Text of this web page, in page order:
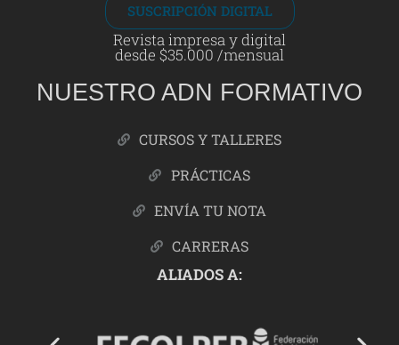
SUSCRIPCIÓN DIGITAL
Revista impresa y digital
desde $35.000 /mensual
NUESTRO ADN FORMATIVO
CURSOS Y TALLERES
PRÁCTICAS
ENVÍA TU NOTA
CARRERAS
ALIADOS A: